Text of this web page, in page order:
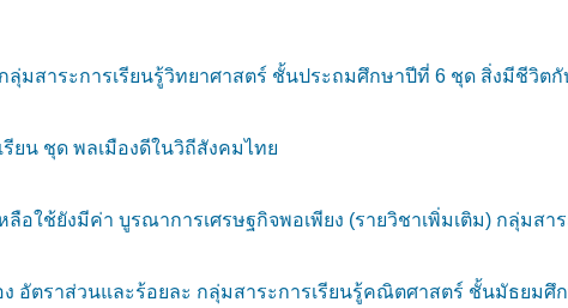
ลุ่มสาระการเรียนรู้วิทยาศาสตร์ ชั้นประถมศึกษาปีที่ 6 ชุด สิ่งมีชีวิต
ยน ชุด พลเมืองดีในวิถีสังคมไทย
ลือใช้ยังมีค่า บูรณาการเศรษฐกิจพอเพียง (รายวิชาเพิ่มเติม) กลุ่มส
อัตราส่วนและร้อยละ กลุ่มสาระการเรียนรู้คณิตศาสตร์ ชั้นมัธยมศึ